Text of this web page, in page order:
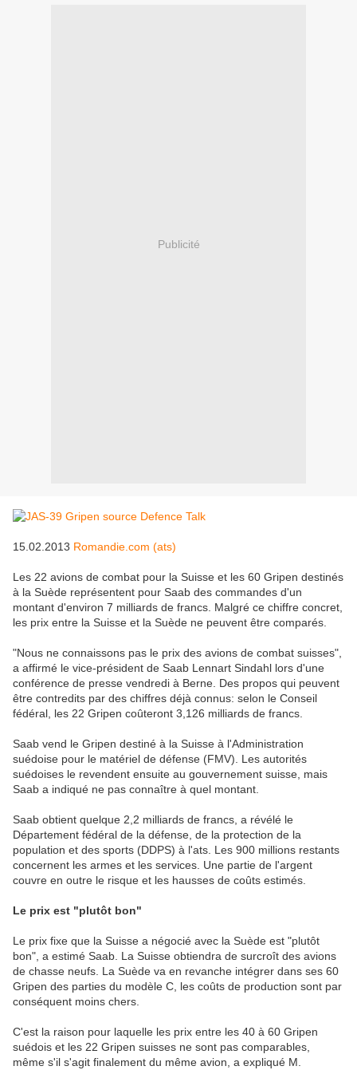
Publicité
15.02.2013 Romandie.com (ats)
Les 22 avions de combat pour la Suisse et les 60 Gripen destinés
à la Suède représentent pour Saab des commandes d'un
montant d'environ 7 milliards de francs. Malgré ce chiffre concret,
les prix entre la Suisse et la Suède ne peuvent être comparés.
"Nous ne connaissons pas le prix des avions de combat suisses",
a affirmé le vice-président de Saab Lennart Sindahl lors d'une
conférence de presse vendredi à Berne. Des propos qui peuvent
être contredits par des chiffres déjà connus: selon le Conseil
fédéral, les 22 Gripen coûteront 3,126 milliards de francs.
Saab vend le Gripen destiné à la Suisse à l'Administration
suédoise pour le matériel de défense (FMV). Les autorités
suédoises le revendent ensuite au gouvernement suisse, mais
Saab a indiqué ne pas connaître à quel montant.
Saab obtient quelque 2,2 milliards de francs, a révélé le
Département fédéral de la défense, de la protection de la
population et des sports (DDPS) à l'ats. Les 900 millions restants
concernent les armes et les services. Une partie de l'argent
couvre en outre le risque et les hausses de coûts estimés.
Le prix est "plutôt bon"
Le prix fixe que la Suisse a négocié avec la Suède est "plutôt
bon", a estimé Saab. La Suisse obtiendra de surcroît des avions
de chasse neufs. La Suède va en revanche intégrer dans ses 60
Gripen des parties du modèle C, les coûts de production sont par
conséquent moins chers.
C'est la raison pour laquelle les prix entre les 40 à 60 Gripen
suédois et les 22 Gripen suisses ne sont pas comparables,
même s'il s'agit finalement du même avion, a expliqué M.